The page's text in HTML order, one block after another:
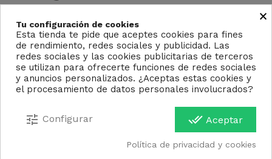
Copyright ©2023 - Derechos reservados. Design by
4AddicTic
×
Tu configuración de cookies
Esta tienda te pide que aceptes cookies para fines
de rendimiento, redes sociales y publicidad. Las
redes sociales y las cookies publicitarias de terceros
se utilizan para ofrecerte funciones de redes sociales
y anuncios personalizados. ¿Aceptas estas cookies y
el procesamiento de datos personales involucrados?
done_all Aceptar
tune Configurar
Política de privacidad y cookies